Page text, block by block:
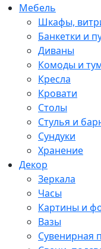
Мебель
Шкафы,
Банкетки и
Диваны
Комоды и
Кресла
Кровати
Столы
Стулья и
Сундуки
Хранение
Декор
Зеркала
Часы
Картины и
Вазы
Сувенирная